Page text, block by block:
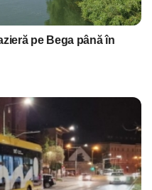
pe Bega până în